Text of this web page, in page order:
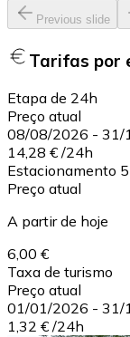
Previous slide
Tarifas por
Etapa de 24h
Preço atual
08/08/2026 - 31/
14,28 € /24h
Estacionamento
Preço atual
A partir de hoje
6,00 €
Taxa de turismo
Preço atual
01/01/2026 - 31/
1,32 € /24h